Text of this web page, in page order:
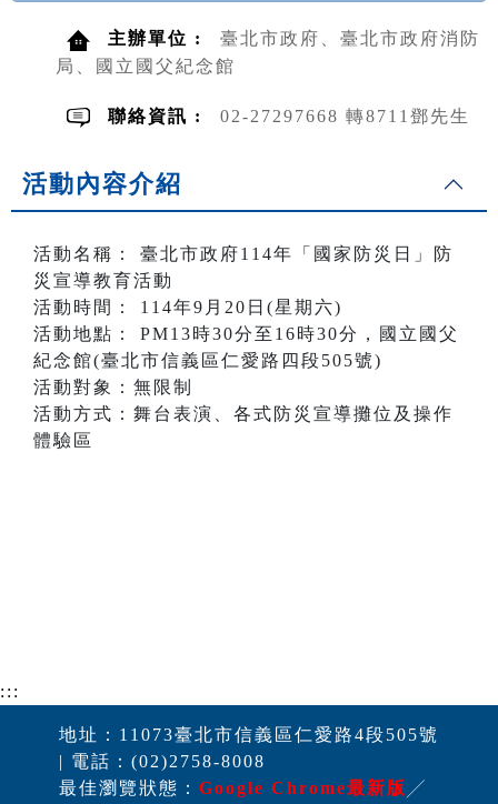
主辦單位 :
臺北市政府、臺北市政府消防
局、國立國父紀念館
聯絡資訊 : 02-27297668 轉8711鄧先生
活動內容介紹
活動名稱： 臺北市政府114年「國家防災日」防
災宣導教育活動
活動時間： 114年9月20日(星期六)
活動地點： PM13時30分至16時30分，國立國父
紀念館(臺北市信義區仁愛路四段505號)
活動對象：無限制
活動方式：舞台表演、各式防災宣導攤位及操作
體驗區
:::
地址：11073臺北市信義區仁愛路4段505號
| 電話：(02)2758-8008
最佳瀏覽狀態： Google Chrome最新版 ╱